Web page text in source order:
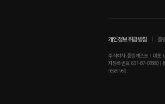
개인정보 취급방침 플
주식회사 플링캐스트 | 대표
자등록번호 631-87-01880 |
reserved.